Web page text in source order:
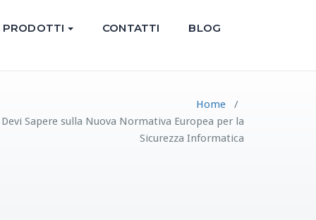
PRODOTTI CONTATTI BLOG
Home /
Sapere sulla Nuova Normativa Europea per la
Sicurezza Informatica